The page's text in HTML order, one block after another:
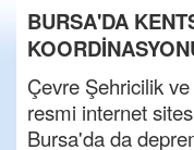
BURSA'DA
Çevre Şehricilik ve
resmi internet
Bursa'da da